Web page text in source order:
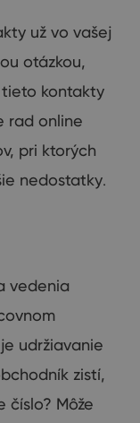
už vo vašej
otázkou,
kontakty
rad online
, pri ktorých
nedostatky.
vedenia
je udržiavanie
zistí,
číslo? Môže